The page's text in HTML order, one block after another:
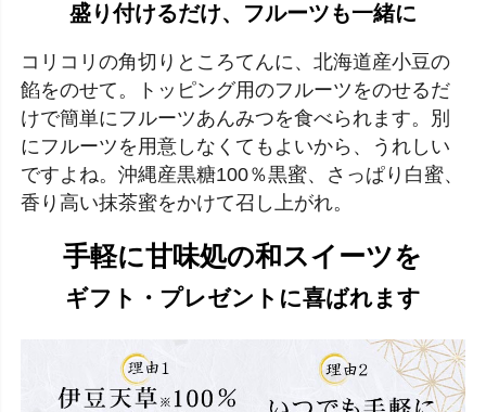
盛り付けるだけ、フルーツも一緒に
コリコリの角切りところてんに、北海道産小豆の
餡をのせて。トッピング用のフルーツをのせるだ
けで簡単にフルーツあんみつを食べられます。別
にフルーツを用意しなくてもよいから、うれしい
ですよね。沖縄産黒糖100％黒蜜、さっぱり白蜜、
香り高い抹茶蜜をかけて召し上がれ。
手軽に甘味処の和スイーツを
ギフト・プレゼントに喜ばれます